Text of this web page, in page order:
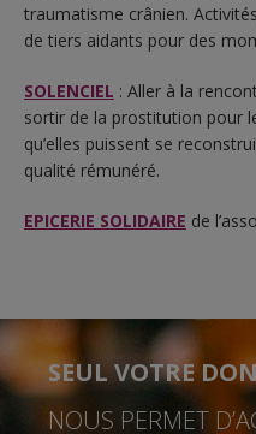
traumatisme crânien.
de tiers aidants pour des
SOLENCIEL : Aller à la
sortir de la prostitution pour
qu’elles puissent se
qualité rémunéré.
EPICERIE SOLIDAIRE de
SEUL VOTRE
NOUS PERMET